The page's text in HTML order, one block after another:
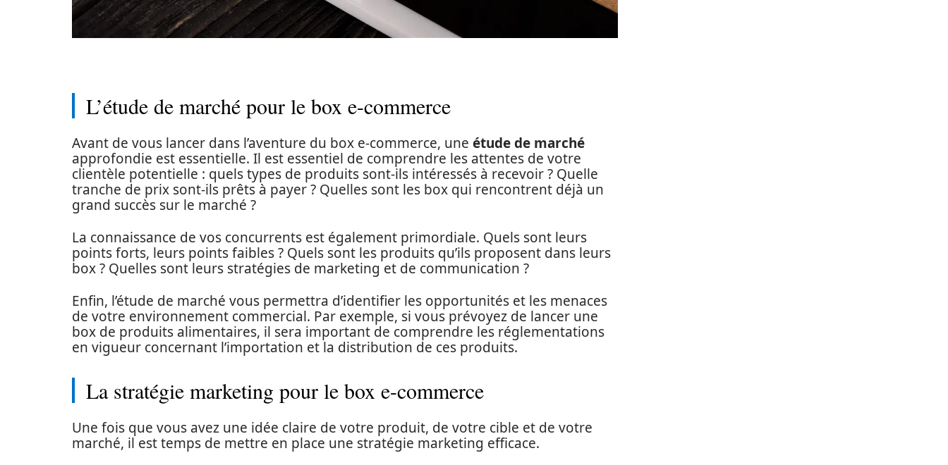
L’étude de marché pour le box e-commerce
Avant de vous lancer dans l’aventure du box e-commerce, une étude de marché
approfondie est essentielle. Il est essentiel de comprendre les attentes de votre
clientèle potentielle : quels types de produits sont-ils intéressés à recevoir ? Quelle
tranche de prix sont-ils prêts à payer ? Quelles sont les box qui rencontrent déjà un
grand succès sur le marché ?
La connaissance de vos concurrents est également primordiale. Quels sont leurs
points forts, leurs points faibles ? Quels sont les produits qu’ils proposent dans leurs
box ? Quelles sont leurs stratégies de marketing et de communication ?
Enfin, l’étude de marché vous permettra d’identifier les opportunités et les menaces
de votre environnement commercial. Par exemple, si vous prévoyez de lancer une
box de produits alimentaires, il sera important de comprendre les réglementations
en vigueur concernant l’importation et la distribution de ces produits.
La stratégie marketing pour le box e-commerce
Une fois que vous avez une idée claire de votre produit, de votre cible et de votre
marché, il est temps de mettre en place une stratégie marketing efficace.